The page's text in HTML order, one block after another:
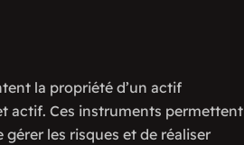
la propriété d’un actif
actif. Ces instruments permettent
les risques et de réaliser